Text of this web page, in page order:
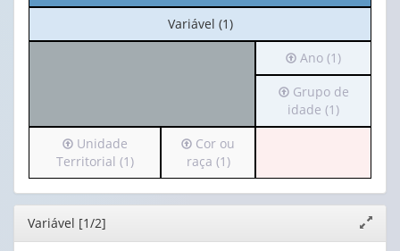
No
cabeçalho:
Variável (1)
Irá
para
o
cabeçalho
(possui
valor):
Ano (1)
Irá
para
o
apenas
1
Grupo de
idade (1)
Irá
para
o
cabeçalho
(possui
apenas
Unidade
Territorial (1)
Irá
para
o
cabeçalho
Cor ou
raça (1)
Editor
janela
Variável [1/2]